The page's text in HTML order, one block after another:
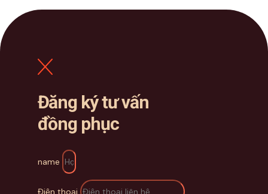
Website: modaviet.vn
Đăng ký tư vấn
đồng phục
name
Điện thoại